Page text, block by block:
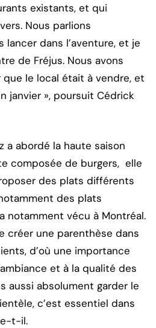
existants, et qui
Nous parlions
lancer dans l’aventure, et je
de Fréjus. Nous avons
que le local était à vendre, et
janvier », poursuit Cédrick
a abordé la haute saison
composée de burgers, elle
des plats différents
des plats
notamment vécu à Montréal.
créer une parenthèse dans
d’où une importance
et à la qualité des
aussi absolument garder le
c’est essentiel dans
t-il.